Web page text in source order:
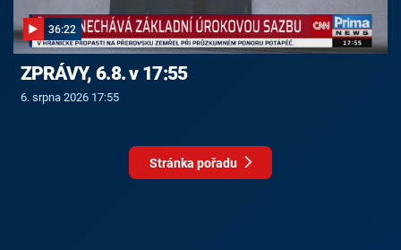
36:22
ZPRÁVY, 6.8. v 17:55
6. srpna 2026 17:55
Stránka pořadu